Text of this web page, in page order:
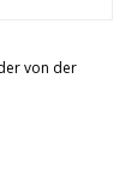
von der